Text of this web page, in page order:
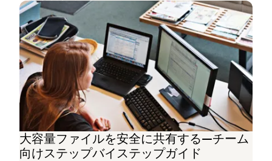
大容量ファイルを安全に共有する—チーム
向けステップバイステップガイド